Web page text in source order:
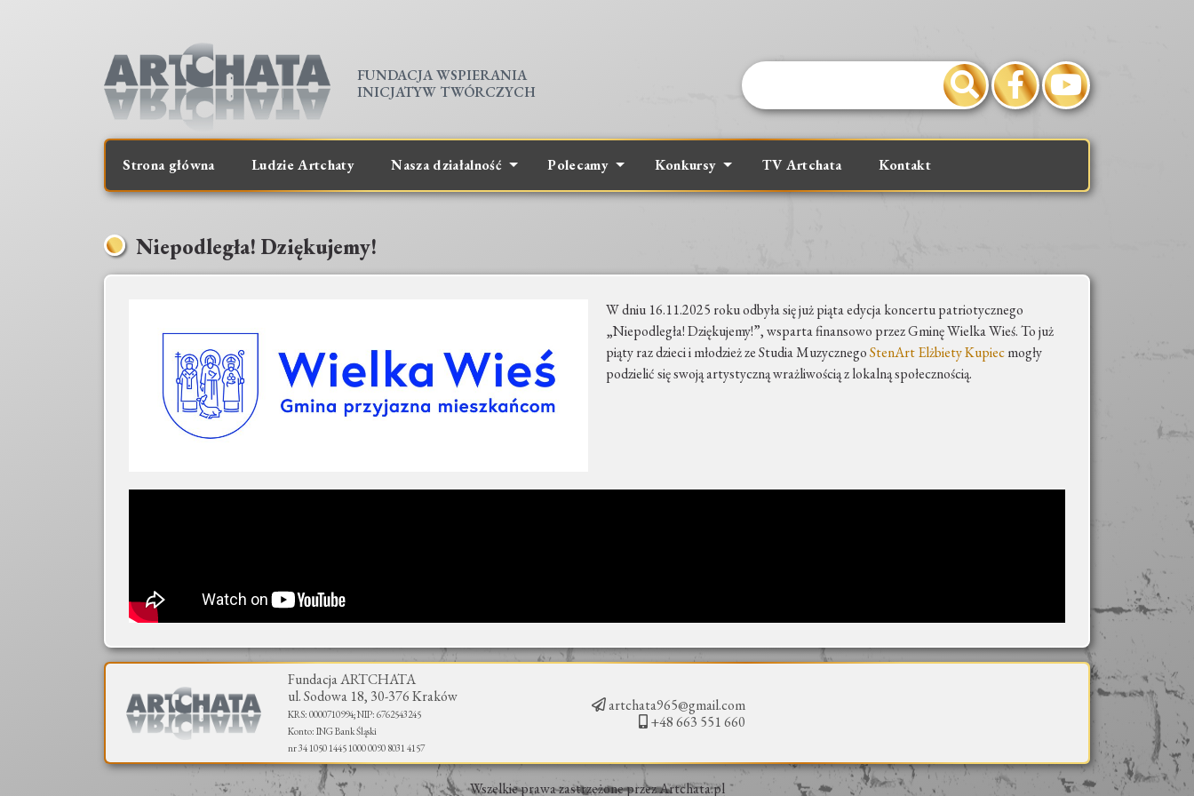
FUNDACJA WSPIERANIA
INICJATYW TWÓRCZYCH
Strona główna Ludzie Artchaty Nasza działalność Polecamy Konkursy TV Artchata Kontakt
Niepodległa! Dziękujemy!
W dniu 16.11.2025 roku odbyła się już piąta edycja koncertu patriotycznego
„Niepodległa! Dziękujemy!”, wsparta finansowo przez Gminę Wielka Wieś. To już
piąty raz dzieci i młodzież ze Studia MuzycznegoStenArtElżbiety Kupiecmogły
podzielić się swoją artystyczną wrażliwością z lokalną społecznością.
Fundacja ARTCHATA
ul. Sodowa 18, 30-376 Kraków
KRS: 0000710994; NIP: 6762543245
Konto: ING Bank Śląski
nr 34 1050 1445 1000 0090 8031 4157
artchata965@gmail.com
+48 663 551 660
Wszelkie prawa zastrzeżone przezArtchata.pl